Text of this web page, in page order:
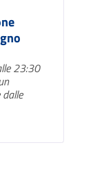
23:30